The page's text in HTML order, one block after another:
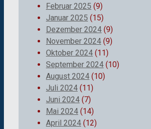
Februar 2025 (9)
Januar 2025 (15)
Dezember 2024 (9)
November 2024 (9)
Oktober 2024 (11)
September 2024 (10)
August 2024 (10)
Juli 2024 (11)
Juni 2024 (7)
Mai 2024 (14)
April 2024 (12)